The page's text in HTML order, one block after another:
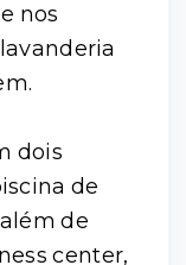
nos
dois
de
de
center,